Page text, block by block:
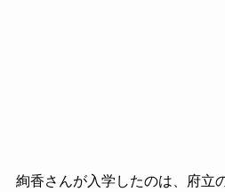
絢香さんが入学したのは、府立